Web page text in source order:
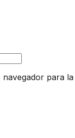
para la